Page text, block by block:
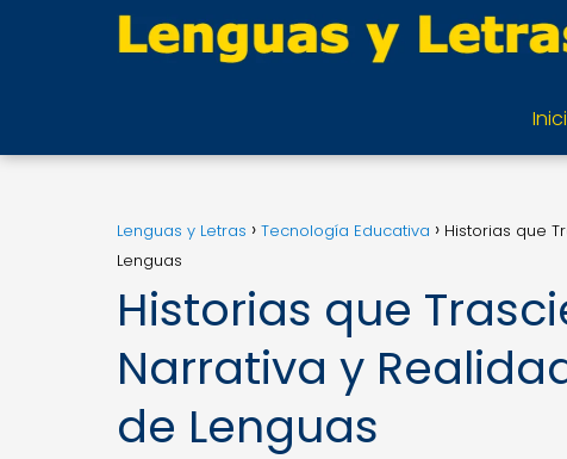
Lenguas y Letras Tecnología Educativa
Historias que
Lenguas
Historias que
Narrativa y
de Lenguas